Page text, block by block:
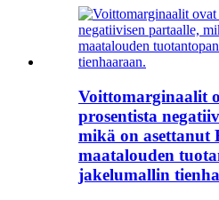
Voittomarginaalit
prosentista
mikä on asettanut
maatalouden
jakelumallin